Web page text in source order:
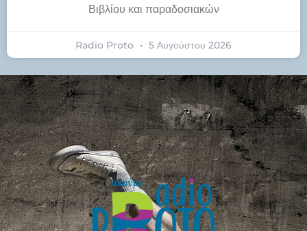
Βιβλίου και παραδοσιακών
Radio Proto 5 Αυγούστου 2026